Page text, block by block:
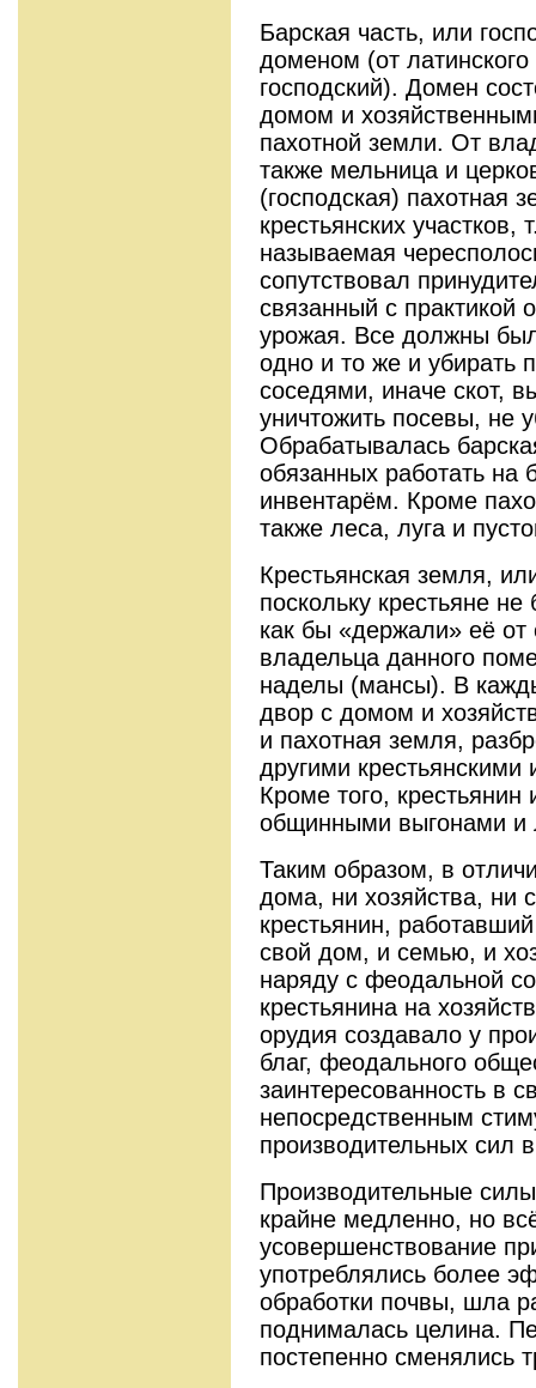
Барская часть, или
доменом (от
господский). Домен
домом и
пахотной земли. От
также мельница и
(господская) пахотная
крестьянских участков,
называемая
сопутствовал
связанный с практикой
урожая. Все должны
одно и то же и убирать
соседями, иначе скот,
уничтожить посевы, не
Обрабатывалась
обязанных работать на
инвентарём. Кроме
также леса, луга и
Крестьянская земля,
поскольку крестьяне
как бы «держали» её
владельца данного
наделы (мансы). В
двор с домом и
и пахотная земля,
другими
Кроме того,
общинными выгонами и
Таким образом, в
дома, ни хозяйства, ни
крестьянин,
свой дом, и семью, и
наряду с феодальной
крестьянина на
орудия создавало у
благ, феодального
заинтересованность в
непосредственным
производительных сил
Производительные
крайне медленно, но
усовершенствование
употреблялись более
обработки почвы, шла
поднималась целина.
постепенно сменялись